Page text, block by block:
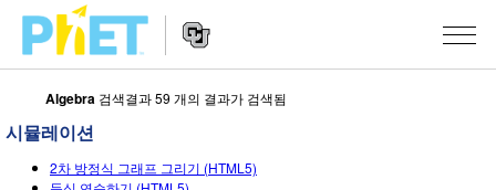
PhET
웹
사
이
시뮬레이션
Algebra 검색결과 59 개의 결과가 검색됨
시뮬레이션
2차 방정식 그래프 그리기 (HTML5)